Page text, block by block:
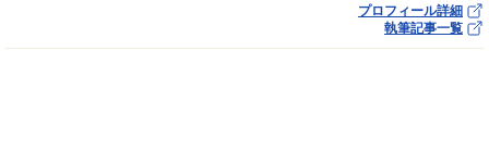
プロフィール詳細
執筆記事一覧